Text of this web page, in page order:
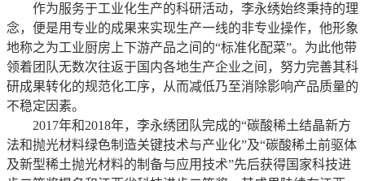
作为服务于工业化生产的科研活动，李永绣始终秉持的理
念，便是用专业的成果来实现生产一线的非专业操作，他形象
地称之为工业厨房上下游产品之间的“标准化配菜”。为此他带
领着团队无数次往返于国内各地生产企业之间，努力完善其科
研成果转化的规范化工序，从而减低乃至消除影响产品质量的
不稳定因素。
2017年和2018年，李永绣团队完成的“碳酸稀土结晶新方
法和抛光材料绿色制造关键技术与产业化”及“碳酸稀土前驱体
及新型稀土抛光材料的制备与应用技术”先后获得国家科技进